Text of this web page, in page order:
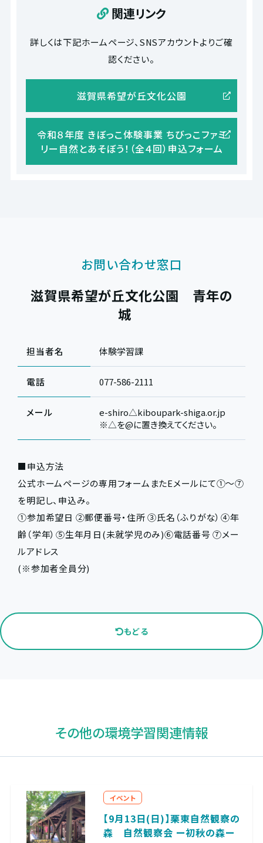
関連リンク
詳しくは下記ホームページ、SNSアカウントよりご確
認ください。
滋賀県希望が丘文化公園
令和８年度 きぼっこ体験事業 ちびっこファミ
リー自然とあそぼう！（全４回）申込フォーム
お問い合わせ窓口
滋賀県希望が丘文化公園 青年の
城
担当者名 体験学習課
電話 077-586-2111
メール
e-shiro△kiboupark-shiga.or.jp
※△を@に置き換えてください。
■申込方法
公式ホームページの専用フォームまたEメールにて①～⑦
を明記し、申込み。
①参加希望日 ②郵便番号・住所 ③氏名（ふりがな）④年
齢（学年）⑤生年月日(未就学児のみ)⑥電話番号 ⑦メー
ルアドレス
(※参加者全員分)
もどる
その他の環境学習関連情報
イベント
【9月13日(日)】栗東自然観察の
森 自然観察会 ー初秋の森ー